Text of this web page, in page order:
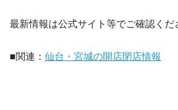
最新情報は公式サイト等でご確認くだ
■関連： 仙台・宮城の開店閉店情報